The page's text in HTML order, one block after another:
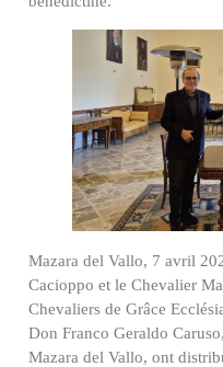
Mazara del Vallo, 7 avril
Cacioppo et le Chevalier
Chevaliers de Grâce
Don Franco Geraldo
Mazara del Vallo, ont